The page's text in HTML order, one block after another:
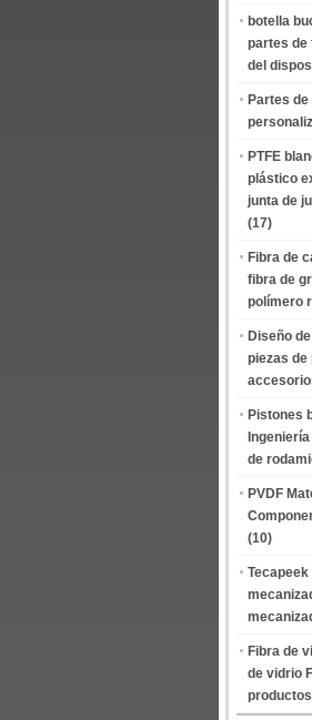
botella
partes de
del
Partes
PTFE
plástico
junta de
(17)
Fibra de
fibra de
polímero
Diseño
piezas de
Pistones
de
PVDF
(10)
Tecapeek
Fibra de
de vidrio